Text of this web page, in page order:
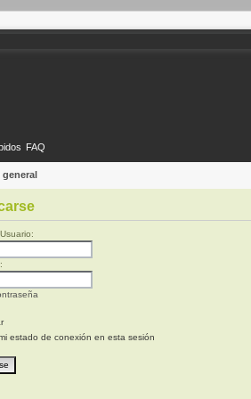
FAQ
general
estado de conexión en esta sesión